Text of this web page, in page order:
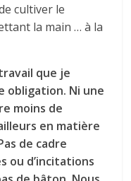
cultiver le
la main … à la
que je
obligation. Ni une
moins de
en matière
de cadre
ou d’incitations